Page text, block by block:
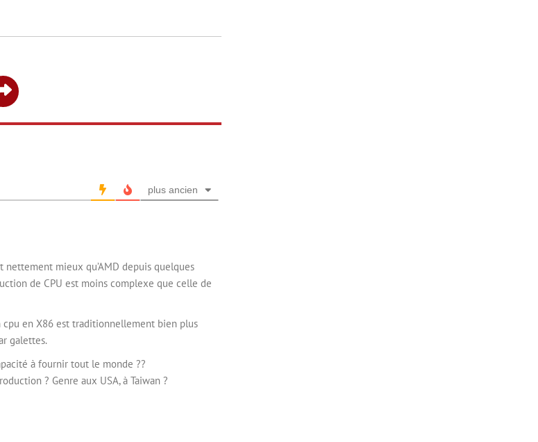
Share
plus ancien
nettement mieux qu’AMD depuis quelques
de CPU est moins complexe que celle de
cpu en X86 est traditionnellement bien plus
galettes.
à fournir tout le monde ??
? Genre aux USA, à Taiwan ?